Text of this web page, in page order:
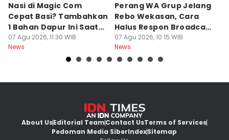
Nasi di Magic Com
Cepat Basi? Tambahkan
1 Bahan Dapur Ini Saat
Menanak, Awet 2 Hari
07 Agu 2026, 11:30 WIB
News
Perang WA Grup Jelang
Rebo Wekasan, Cara
Halus Respon Broadcast
Parno
07 Agu 2026, 10:15 WIB
News
About UsEditorial TeamContact UsTerms of Services
Pedoman Media SiberIndexSitemap